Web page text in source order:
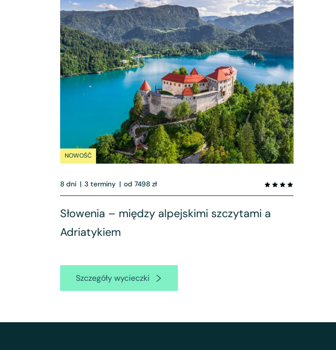
NOWOŚĆ
8 dni | 3 terminy | od 7498 zł
Słowenia – między alpejskimi szczytami a
Adriatykiem
Szczegóły wycieczki